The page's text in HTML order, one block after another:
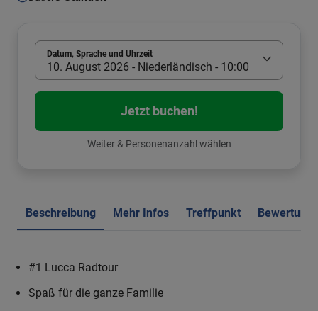
Datum, Sprache und Uhrzeit
10. August 2026 - Niederländisch - 10:00
Jetzt buchen!
Weiter & Personenanzahl wählen
Beschreibung Mehr Infos Treffpunkt
#1 Lucca Radtour
Spaß für die ganze Familie